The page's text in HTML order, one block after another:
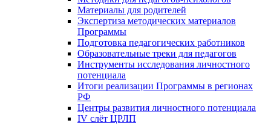
Материалы для родителей
Экспертиза методических материалов
Программы
Подготовка педагогических работников
Образовательные треки для педагогов
Инструменты исследования личностного
потенциала
Итоги реализации Программы в регионах
РФ
Центры развития личностного потенциала
IV слёт ЦРЛП